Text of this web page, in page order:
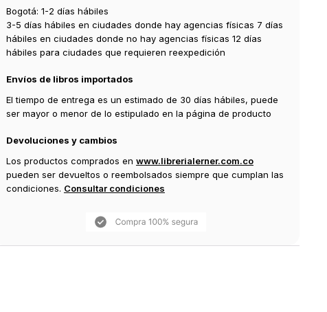
Bogotá: 1-2 días hábiles
3-5 días hábiles en ciudades donde hay agencias físicas 7 días
hábiles en ciudades donde no hay agencias físicas 12 días
hábiles para ciudades que requieren reexpedición
Envíos de libros importados
El tiempo de entrega es un estimado de 30 días hábiles, puede
ser mayor o menor de lo estipulado en la página de producto
Devoluciones y cambios
Los productos comprados en www.librerialerner.com.co
pueden ser devueltos o reembolsados siempre que cumplan las
condiciones. Consultar condiciones